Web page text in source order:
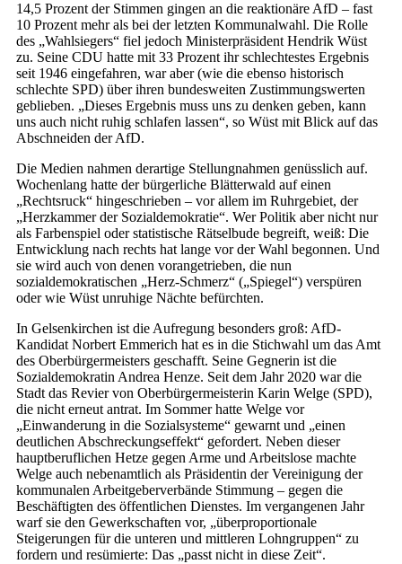
14,5 Prozent der Stimmen gingen an die reaktionäre AfD – fast
10 Prozent mehr als bei der letzten Kommunalwahl. Die Rolle
des „Wahlsiegers“ fiel jedoch Ministerpräsident Hendrik Wüst
zu. Seine CDU hatte mit 33 Prozent ihr schlechtestes Ergebnis
seit 1946 eingefahren, war aber (wie die ebenso historisch
schlechte SPD) über ihren bundesweiten Zustimmungswerten
geblieben. „Dieses Ergebnis muss uns zu denken geben, kann
uns auch nicht ruhig schlafen lassen“, so Wüst mit Blick auf das
Abschneiden der AfD.
Die Medien nahmen derartige Stellungnahmen genüsslich auf.
Wochenlang hatte der bürgerliche Blätterwald auf einen
„Rechtsruck“ hingeschrieben – vor allem im Ruhrgebiet, der
„Herzkammer der Sozialdemokratie“. Wer Politik aber nicht nur
als Farbenspiel oder statistische Rätselbude begreift, weiß: Die
Entwicklung nach rechts hat lange vor der Wahl begonnen. Und
sie wird auch von denen vorangetrieben, die nun
sozialdemokratischen „Herz-Schmerz“ („Spiegel“) verspüren
oder wie Wüst unruhige Nächte befürchten.
In Gelsenkirchen ist die Aufregung besonders groß: AfD-
Kandidat Norbert Emmerich hat es in die Stichwahl um das Amt
des Oberbürgermeisters geschafft. Seine Gegnerin ist die
Sozialdemokratin Andrea Henze. Seit dem Jahr 2020 war die
Stadt das Revier von Oberbürgermeisterin Karin Welge (SPD),
die nicht erneut antrat. Im Sommer hatte Welge vor
„Einwanderung in die Sozialsysteme“ gewarnt und „einen
deutlichen Abschreckungseffekt“ gefordert. Neben dieser
hauptberuflichen Hetze gegen Arme und Arbeitslose machte
Welge auch nebenamtlich als Präsidentin der Vereinigung der
kommunalen Arbeitgeberverbände Stimmung – gegen die
Beschäftigten des öffentlichen Dienstes. Im vergangenen Jahr
warf sie den Gewerkschaften vor, „überproportionale
Steigerungen für die unteren und mittleren Lohngruppen“ zu
fordern und resümierte: Das „passt nicht in diese Zeit“.